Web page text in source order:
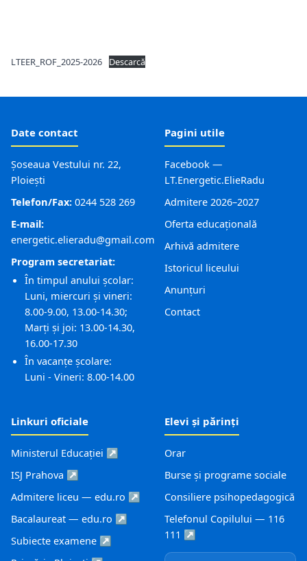
LTEER_ROF_2025-2026 Descarcă
Date contact
Șoseaua Vestului nr. 22,
Ploiești
Telefon/Fax: 0244 528 269
E-mail:
energetic.elieradu@gmail.com
Program secretariat:
În timpul anului școlar:
Luni, miercuri și vineri:
8.00-9.00, 13.00-14.30;
Marți și joi: 13.00-14.30,
16.00-17.30
În vacanțe școlare:
Luni - Vineri: 8.00-14.00
Pagini utile
Facebook —
LT.Energetic.ElieRadu
Admitere 2026–2027
Oferta educațională
Arhivă admitere
Istoricul liceului
Anunțuri
Contact
Linkuri oficiale
Ministerul Educației ↗
ISJ Prahova ↗
Admitere liceu — edu.ro ↗
Bacalaureat — edu.ro ↗
Subiecte examene ↗
Elevi și părinți
Orar
Burse și programe sociale
Consiliere psihopedagogică
Telefonul Copilului — 116
111 ↗